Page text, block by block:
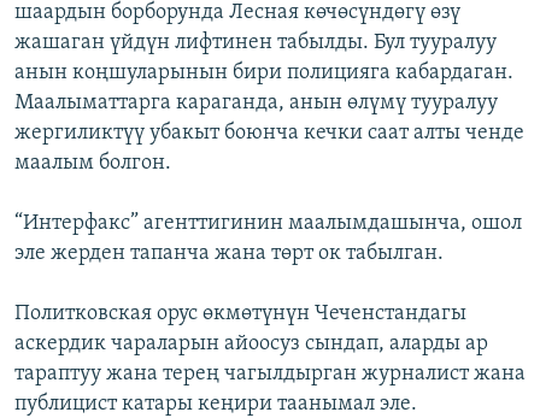
шаардын борборунда Лесная көчөсүндөгү өзү
жашаган үйдүн лифтинен табылды. Бул тууралуу
анын коңшуларынын бири полицияга кабардаган.
Маалыматтарга караганда, анын өлүмү тууралуу
жергиликтүү убакыт боюнча кечки саат алты ченде
маалым болгон.
“Интерфакс” агенттигинин маалымдашынча, ошол
эле жерден тапанча жана төрт ок табылган.
Политковская орус өкмөтүнүн Чеченстандагы
аскердик чараларын айоосуз сындап, аларды ар
тараптуу жана терең чагылдырган журналист жана
публицист катары кеңири таанымал эле.